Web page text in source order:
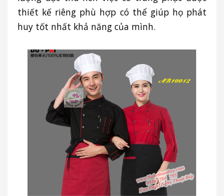
thiết kế riêng phù hợp có thể giúp họ phát
huy tốt nhất khả năng của mình.